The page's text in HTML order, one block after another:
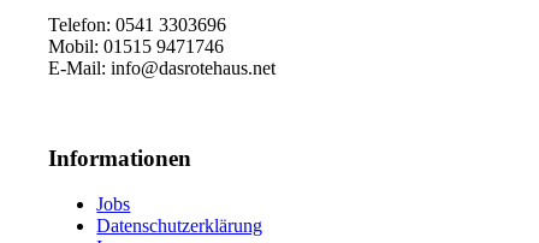
Telefon: 0541 3303696
Mobil: 01515 9471746
E-Mail: info@dasrotehaus.net
Informationen
Jobs
Datenschutzerklärung